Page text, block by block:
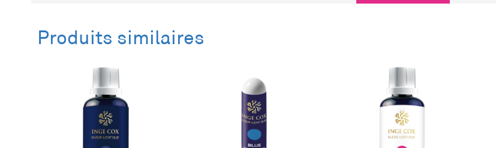
Description
Deze sprays zijn gecreëerd om je zintuigen te prikkelen, je energie te harmoniseren en iedere
en ruimte op een subtiele wijze naar een hoger energie niveau.
Room- Aura spray:
Aura-energy: Voor zuiverheid en heldere gedachten
Room-energy: Voor een heldere & lichte sfeer in de ruimte
Produits similaires